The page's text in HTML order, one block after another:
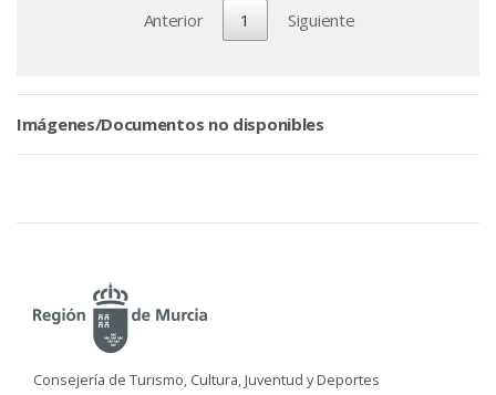
Anterior 1 Siguiente
Imágenes/Documentos no disponibles
Consejería de Turismo, Cultura, Juventud y Deportes